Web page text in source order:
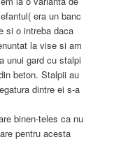
era un banc
si o intreba daca
la vise si am
unui gard cu stalpi
beton. Stalpii au
dintre ei s-a
binen-teles ca nu
pentru acesta